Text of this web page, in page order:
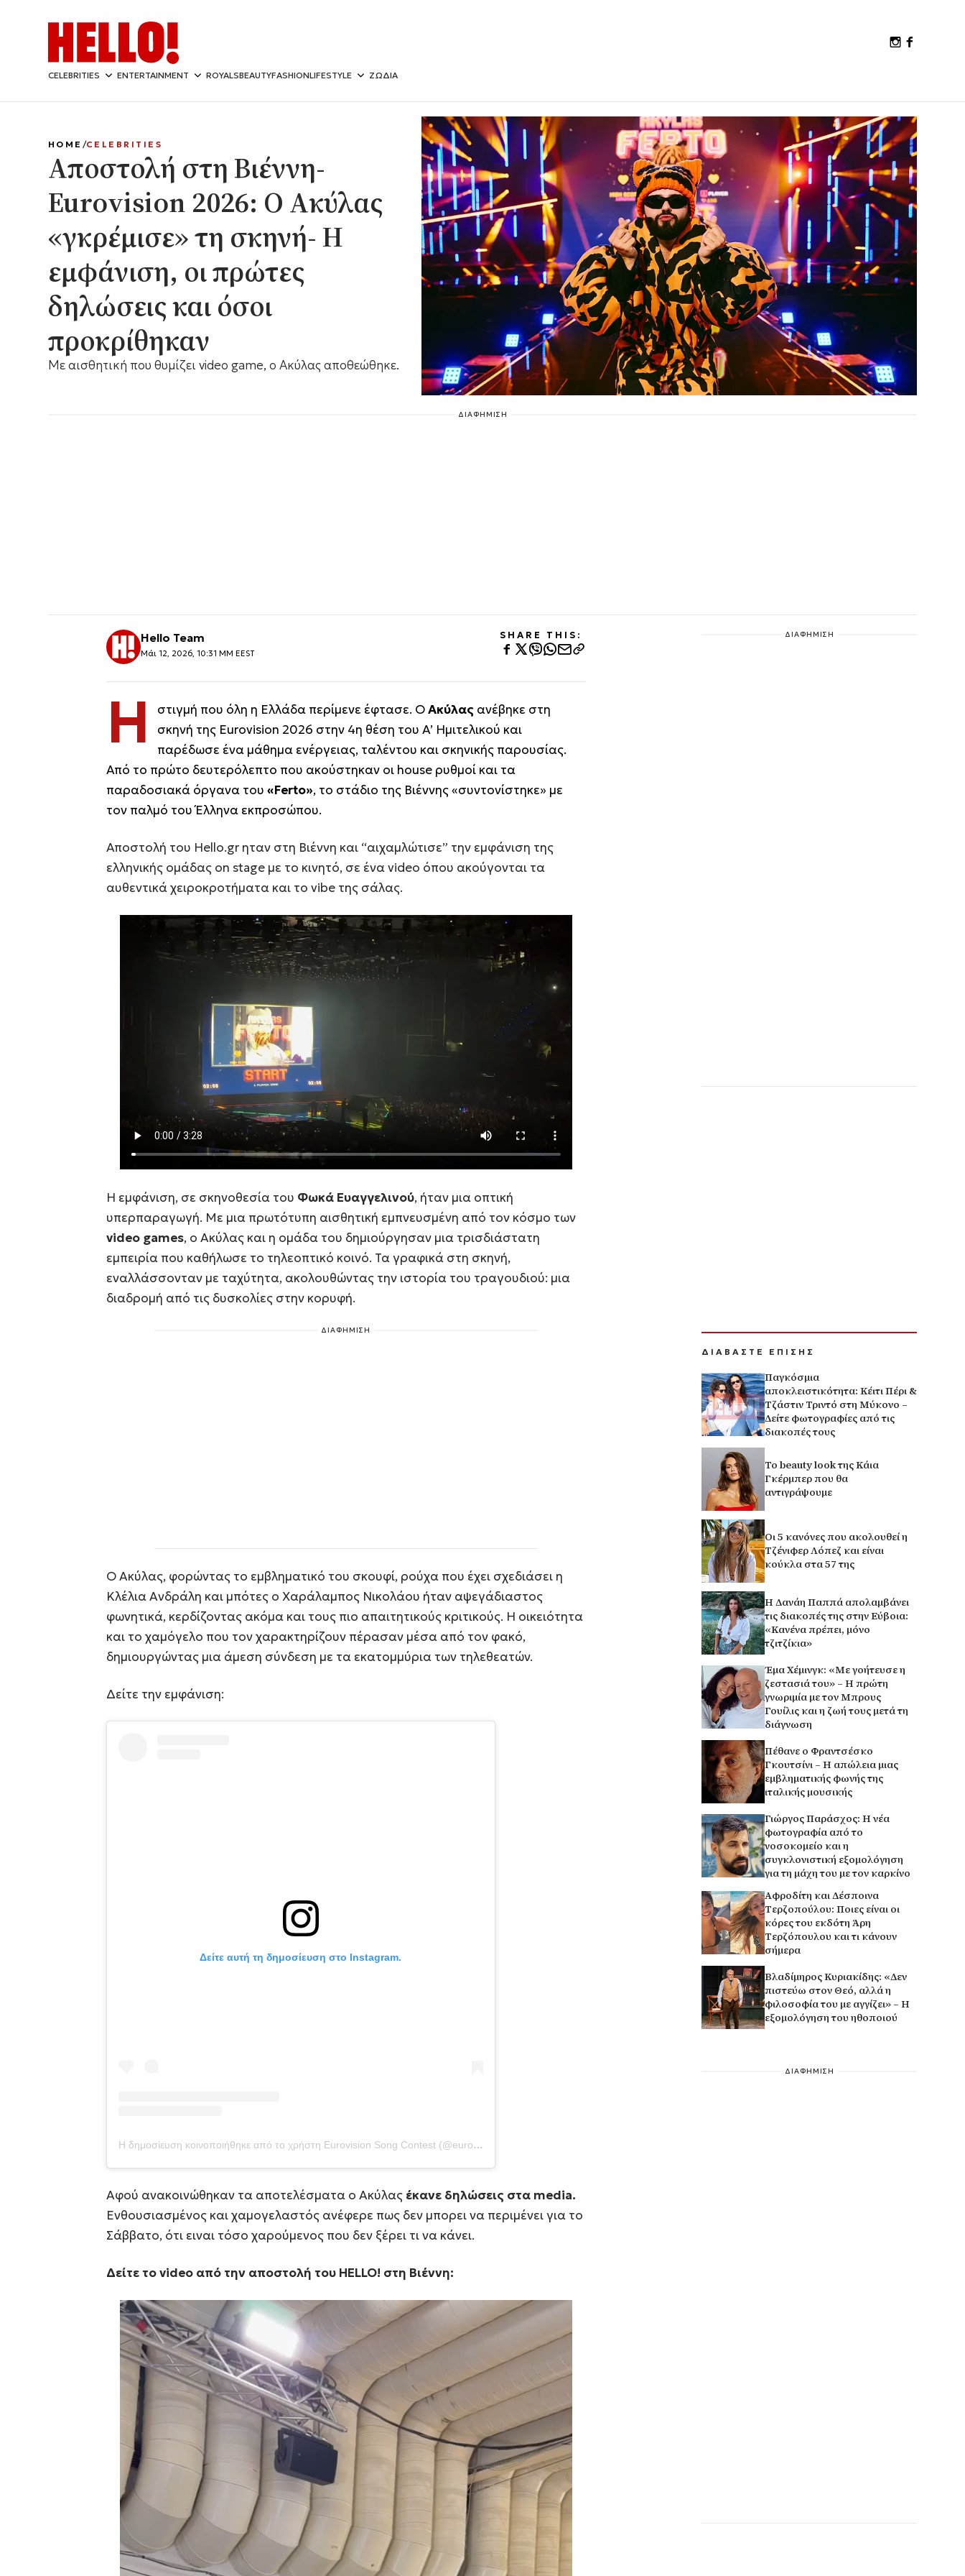
CELEBRITIES ENTERTAINMENT ROYALSBEAUTYFASHIONLIFESTYLE ΖΩΔΙΑ
HOME CELEBRITIES
Αποστολή στη Βιέννη-
Eurovision 2026: Ο Ακύλας
«γκρέμισε» τη σκηνή- H
εμφάνιση, οι πρώτες
δηλώσεις και όσοι
προκρίθηκαν
Με αισθητική που θυμίζει video game, ο Ακύλας αποθεώθηκε.
ΔΙΑΦΗΜΙΣΗ
Hello Team
Μάι 12, 2026, 10:31 ΜΜ EEST
SHARE THIS:
Η στιγμή που όλη η Ελλάδα περίμενε έφτασε. ΟΑκύλας ανέβηκε στη
σκηνή της Eurovision 2026 στην 4η θέση του Α’ Ημιτελικού και
παρέδωσε ένα μάθημα ενέργειας, ταλέντου και σκηνικής παρουσίας.
Από το πρώτο δευτερόλεπτο που ακούστηκαν οι house ρυθμοί και τα
παραδοσιακά όργανα του «Ferto», το στάδιο της Βιέννης «συντονίστηκε» με
τον παλμό του Έλληνα εκπροσώπου.
Αποστολή του Hello.gr ηταν στη Βιέννη και “αιχαμλώτισε” την εμφάνιση της
ελληνικής ομάδας on stage με το κινητό, σε ένα video όπου ακούγονται τα
αυθεντικά χειροκροτήματα και το vibe της σάλας.
Η εμφάνιση, σε σκηνοθεσία του Φωκά Ευαγγελινού, ήταν μια οπτική
υπερπαραγωγή. Με μια πρωτότυπη αισθητική εμπνευσμένη από τον κόσμο των
video games, ο Ακύλας και η ομάδα του δημιούργησαν μια τρισδιάστατη
εμπειρία που καθήλωσε το τηλεοπτικό κοινό. Τα γραφικά στη σκηνή,
εναλλάσσονταν με ταχύτητα, ακολουθώντας την ιστορία του τραγουδιού: μια
διαδρομή από τις δυσκολίες στην κορυφή.
ΔΙΑΦΗΜΙΣΗ
Ο Ακύλας, φορώντας το εμβληματικό του σκουφί, ρούχα που έχει σχεδιάσει η
Κλέλια Ανδράλη και μπότες ο Χαράλαμπος Νικολάου ήταν αψεγάδιαστος
φωνητικά, κερδίζοντας ακόμα και τους πιο απαιτητικούς κριτικούς. Η οικειότητα
και το χαμόγελο που τον χαρακτηρίζουν πέρασαν μέσα από τον φακό,
δημιουργώντας μια άμεση σύνδεση με τα εκατομμύρια των τηλεθεατών.
Δείτε την εμφάνιση:
Δείτε αυτή τη δημοσίευση στο Instagram.
Η δημοσίευση κοινοποιήθηκε από το χρήστη Eurovision Song Contest (@eurovision)
Αφού ανακοινώθηκαν τα αποτελέσματα ο Ακύλαςέκανε δηλώσεις στα media.
Ενθουσιασμένος και χαμογελαστός ανέφερε πως δεν μπορει να περιμένει για το
Σάββατο, ότι ειναι τόσο χαρούμενος που δεν ξέρει τι να κάνει.
Δείτε το video από την αποστολή του HELLO! στη Βιέννη:
ΔΙΑΦΗΜΙΣΗ
ΔΙΑΒΑΣΤΕ ΕΠΙΣΗΣ
Παγκόσμια
αποκλειστικότητα: Κέιτι Πέρι &
Τζάστιν Τριντό στη Μύκονο –
Δείτε φωτογραφίες από τις
διακοπές τους
Το beauty look της Κάια
Γκέρμπερ που θα
αντιγράψουμε
Οι 5 κανόνες που ακολουθεί η
Τζένιφερ Λόπεζ και είναι
κούκλα στα 57 της
Η Δανάη Παππά απολαμβάνει
τις διακοπές της στην Εύβοια:
«Κανένα πρέπει, μόνο
τζιτζίκια»
Έμα Χέμινγκ: «Με γοήτευσε η
ζεστασιά του» – Η πρώτη
γνωριμία με τον Μπρους
Γουίλις και η ζωή τους μετά τη
διάγνωση
Πέθανε ο Φραντσέσκο
Γκουτσίνι – Η απώλεια μιας
εμβληματικής φωνής της
ιταλικής μουσικής
Γιώργος Παράσχος: Η νέα
φωτογραφία από το
νοσοκομείο και η
συγκλονιστική εξομολόγηση
για τη μάχη του με τον καρκίνο
Αφροδίτη και Δέσποινα
Τερζοπούλου: Ποιες είναι οι
κόρες του εκδότη Άρη
Τερζόπουλου και τι κάνουν
σήμερα
Βλαδίμηρος Κυριακίδης: «Δεν
πιστεύω στον Θεό, αλλά η
φιλοσοφία του με αγγίζει» – Η
εξομολόγηση του ηθοποιού
ΔΙΑΦΗΜΙΣΗ